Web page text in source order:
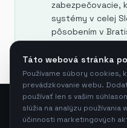
zabezpečovacie,
systémy v celej
pôsobením v
Neura s.r.o.—
Táto webová stránka
Používame súbory cookies,
prevádzkovanie webu.
používať len s vašim
slúžia na analýzu
účinnosti marketingových